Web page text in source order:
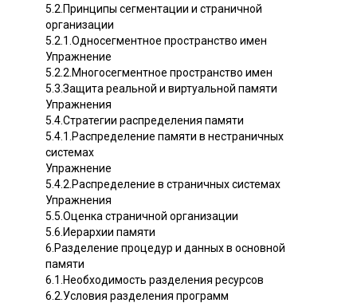
5.2.Принципы сегментации и страничной
организации
5.2.1.Односегментное пространство имен
Упражнение
5.2.2.Многосегментное пространство имен
5.3.Защита реальной и виртуальной памяти
Упражнения
5.4.Стратегии распределения памяти
5.4.1.Распределение памяти в нестраничных
системах
Упражнение
5.4.2.Распределение в страничных системах
Упражнения
5.5.Оценка страничной организации
5.6.Иерархии памяти
6.Разделение процедур и данных в основной
памяти
6.1.Необходимость разделения ресурсов
6.2.Условия разделения программ